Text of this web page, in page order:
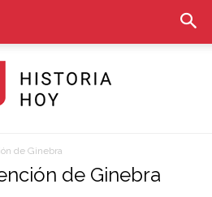
Historia
de Ginebra
de Ginebra